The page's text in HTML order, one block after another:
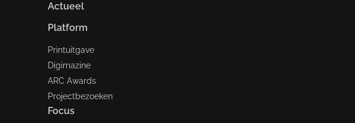
Actueel
Platform
Printuitgave
Digimazine
ARC Awards
Projectbezoeken
Focus